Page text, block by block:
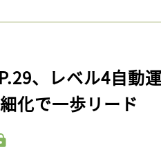
、レベル4自動
化で一歩リード